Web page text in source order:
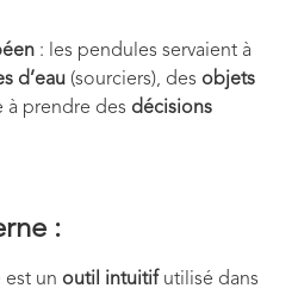
: les pendules servaient à
d’eau (sourciers), des objets
à prendre des décisions
:
est un outil intuitifutilisé dans